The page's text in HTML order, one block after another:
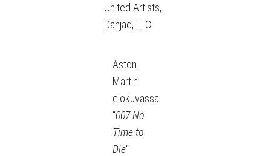
United Artists,
Danjaq, LLC
Aston
Martin
elokuvassa
“007 No
Time to
Die“